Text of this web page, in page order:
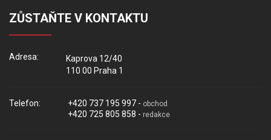
ZŮSTAŇTE V KONTAKTU
Adresa:
Kaprova 12/40
110 00 Praha 1
Telefon: +420 737 195 997 - obchod
+420 725 805 858 - redakce